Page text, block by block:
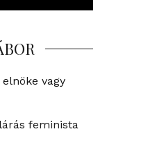
elnöke vagy
feminista